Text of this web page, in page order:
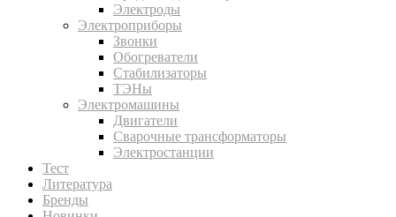
Электроды
Электроприборы
Звонки
Обогреватели
Стабилизаторы
ТЭНы
Электромашины
Двигатели
Сварочные трансформаторы
Электростанции
Тест
Литература
Бренды